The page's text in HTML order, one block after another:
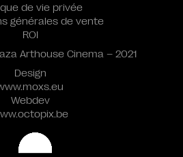
Design
Webdev
de vie privée
générales de vente
ROI
Arthouse Cinema – 2021